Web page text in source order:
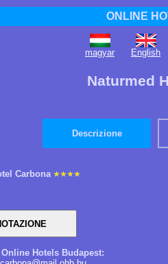
ONLINE
magyar English
Naturmed
Descrizione
Carbona
Hotels Budapest: